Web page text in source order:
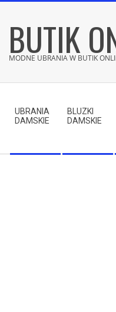
contentBUTIK
MODNE UBRANIA W BUTIK
Menu
UBRANIA
DAMSKIE
BLUZKI
DAMSKIE